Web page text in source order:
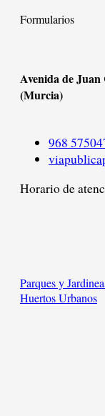
Formularios
Avenida de Juan
(Murcia)
968
Horario de
Parques y
Huertos Urbanos